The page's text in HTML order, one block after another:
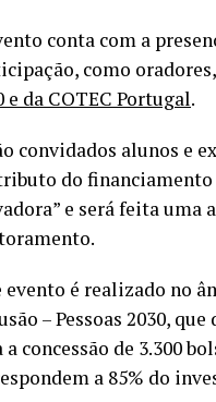
conta com a
como
e da COTEC Portugal.
convidados alunos e
do
e será feita uma
evento é realizado no
– Pessoas 2030,
a concessão de 3.300
a 85% do